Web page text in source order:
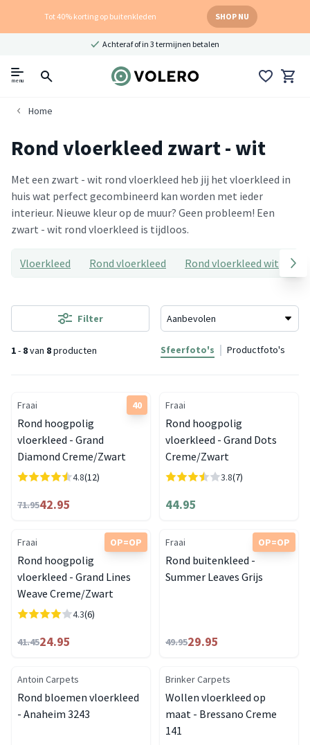
Tot 40% korting op buitenkleden SHOP NU
Achteraf of in 3 termijnen betalen
menu
Home
Rond vloerkleed zwart - wit
Met een zwart - wit rond vloerkleed heb jij het vloerkleed in
huis wat perfect gecombineerd kan worden met ieder
interieur. Nieuwe kleur op de muur? Geen probleem! Een
zwart - wit rond vloerkleed is tijdloos.
Vloerkleed Rond vloerkleed Rond vloerkleed wit
1- 8van 8producten
Filter
Sfeerfoto's Productfoto's
40
Fraai
Rond hoogpolig
vloerkleed - Grand
Diamond Creme/Zwart
4.8(12)
71.9542.95
Fraai
Rond hoogpolig
vloerkleed - Grand Dots
Creme/Zwart
3.8(7)
44.95
OP=OP
Fraai
Rond hoogpolig
vloerkleed - Grand Lines
Weave Creme/Zwart
4.3(6)
41.4524.95
OP=OP
Fraai
Rond buitenkleed -
Summer Leaves Grijs
49.9529.95
Antoin Carpets
Rond bloemen vloerkleed
- Anaheim 3243
Brinker Carpets
Wollen vloerkleed op
maat - Bressano Creme
141